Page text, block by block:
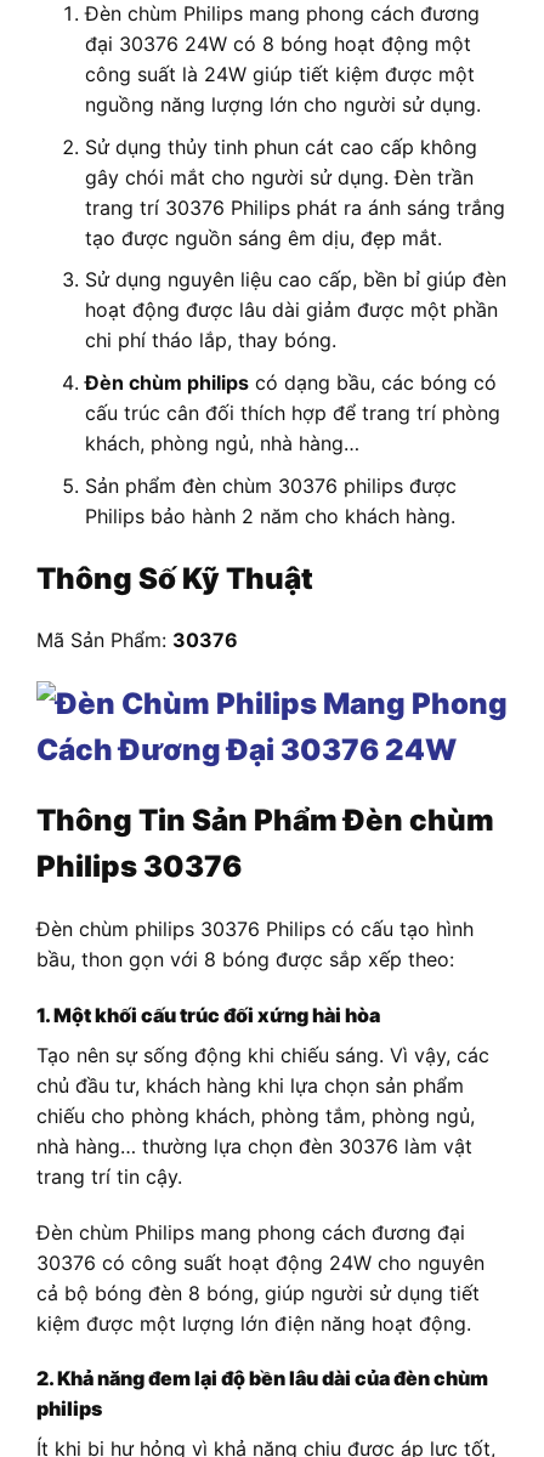
Đèn chùm Philips mang phong cách đương
đại 30376 24W có 8 bóng hoạt động một
công suất là 24W giúp tiết kiệm được một
nguồng năng lượng lớn cho người sử dụng.
Sử dụng thủy tinh phun cát cao cấp không
gây chói mắt cho người sử dụng. Đèn trần
trang trí 30376 Philips phát ra ánh sáng trắng
tạo được nguồn sáng êm dịu, đẹp mắt.
Sử dụng nguyên liệu cao cấp, bền bỉ giúp đèn
hoạt động được lâu dài giảm được một phần
chi phí tháo lắp, thay bóng.
Đèn chùm philips có dạng bầu, các bóng có
cấu trúc cân đối thích hợp để trang trí phòng
khách, phòng ngủ, nhà hàng…
Sản phẩm đèn chùm 30376 philips được
Philips bảo hành 2 năm cho khách hàng.
Thông Số Kỹ Thuật
Mã Sản Phẩm: 30376
Thông Tin Sản Phẩm Đèn chùm
Philips 30376
Đèn chùm philips 30376 Philips có cấu tạo hình
bầu, thon gọn với 8 bóng được sắp xếp theo:
1. Một khối cấu trúc đối xứng hài hòa
Tạo nên sự sống động khi chiếu sáng. Vì vậy, các
chủ đầu tư, khách hàng khi lựa chọn sản phẩm
chiếu cho phòng khách, phòng tắm, phòng ngủ,
nhà hàng… thường lựa chọn đèn 30376 làm vật
trang trí tin cậy.
Đèn chùm Philips mang phong cách đương đại
30376 có công suất hoạt động 24W cho nguyên
cả bộ bóng đèn 8 bóng, giúp người sử dụng tiết
kiệm được một lượng lớn điện năng hoạt động.
2. Khả năng đem lại độ bền lâu dài của đèn chùm
philips
Ít khi bị hư hỏng vì khả năng chịu được áp lực tốt,